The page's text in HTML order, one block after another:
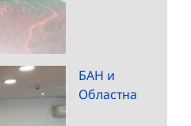
БАН и
Областна